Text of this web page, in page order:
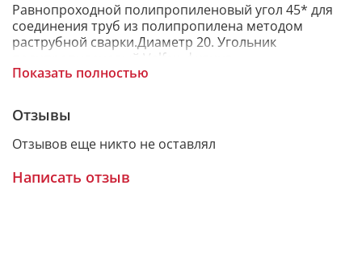
Равнопроходной полипропиленовый угол 45* для
соединения труб из полипропилена методом
раструбной сварки.Диаметр 20. Угольник
полипропиленовый Valfex, фитинг
предназначенный для соединения трубопровода
хозяйственно-питьевого водоснабжения, отопления
и транспортирования жидких и газообразных сред,
не агрессивных к материалам фитингов. Угольник
предназначен для соединения методом
термической муфтовой сварки, при помощи
специального сварочного оборудования.
Показать полностью
Отзывы
Отзывов еще никто не оставлял
Написать отзыв